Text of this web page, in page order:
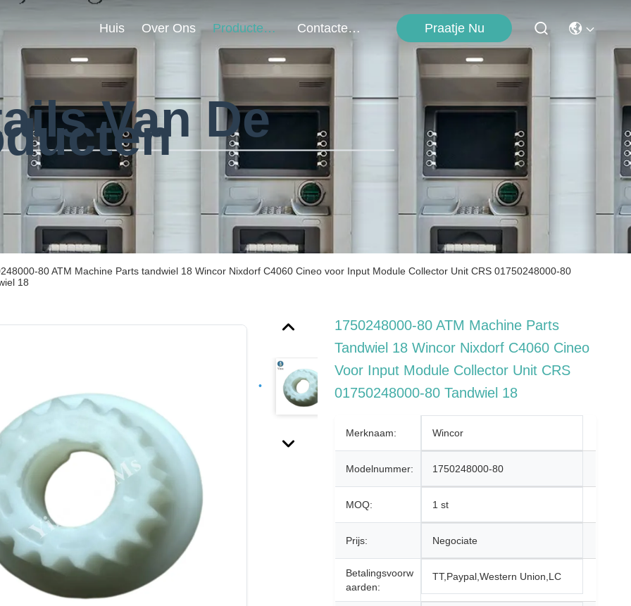
Huis Over Ons Producten Contacteer Ons Praatje Nu
Van De
80 ATM Machine Parts tandwiel 18 Wincor Nixdorf C4060 Cineo voor Input Module Collector Unit CRS 01750248000-80
18
1750248000-80 ATM Machine Parts
Tandwiel 18 Wincor Nixdorf C4060 Cineo
Voor Input Module Collector Unit CRS
01750248000-80 Tandwiel 18
Merknaam: Wincor
Modelnummer: 1750248000-80
MOQ: 1 st
Prijs: Negociate
Betalingsvoorw
Aarden:
TT,Paypal,Western Union,LC